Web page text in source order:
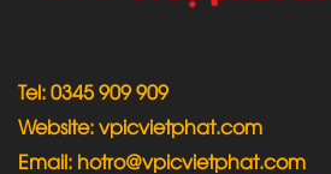
Tel: 0345 909 909
Website: vpicvietphat.com
Email: hotro@vpicvietphat.com